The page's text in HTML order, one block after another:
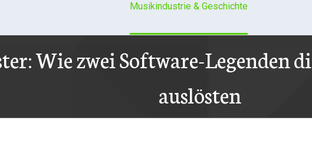
Musikindustrie & Geschichte
Wie zwei Software-Legenden
auslösten